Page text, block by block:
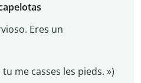
Eres un
me casses les pieds. »)